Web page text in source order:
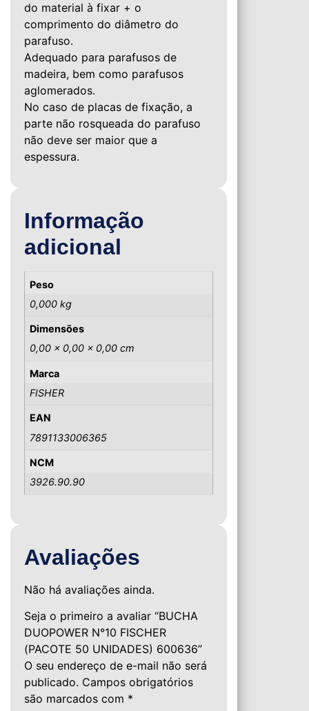
do material à fixar + o
comprimento do diâmetro do
parafuso.
Adequado para parafusos de
madeira, bem como parafusos
aglomerados.
No caso de placas de fixação, a
parte não rosqueada do parafuso
não deve ser maior que a
espessura.
Informação
adicional
Peso
0,000 kg
Dimensões
0,00 × 0,00 × 0,00 cm
Marca
FISHER
EAN
7891133006365
NCM
3926.90.90
Avaliações
Não há avaliações ainda.
Seja o primeiro a avaliar “BUCHA
DUOPOWER N°10 FISCHER
(PACOTE 50 UNIDADES) 600636”
O seu endereço de e-mail não será
publicado. Campos obrigatórios
são marcados com *